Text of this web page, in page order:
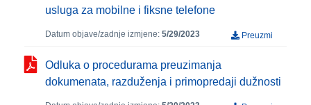
usluga za mobilne i fiksne telefone
Datum objave/zadnje izmjene: 5/29/2023 Preuzmi
Odluka o procedurama preuzimanja
dokumenata, razduženja i primopredaji dužnosti